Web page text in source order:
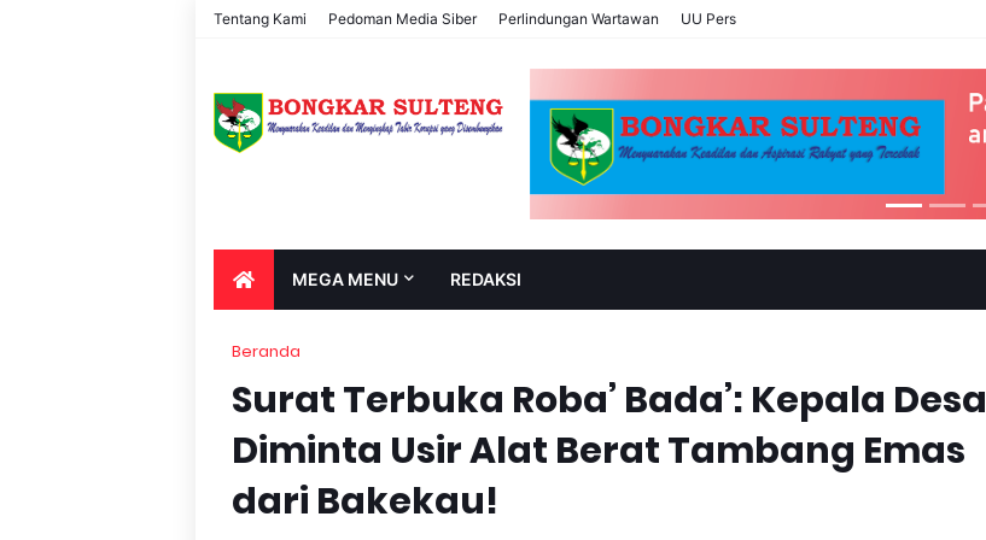
Tentang Kami Pedoman Media Siber Perlindungan Wartawan UU Pers
MEGA MENU REDAKSI
Beranda
Surat Terbuka Roba’ Bada’: Kepala Desa
Diminta Usir Alat Berat Tambang Emas
dari Bakekau!